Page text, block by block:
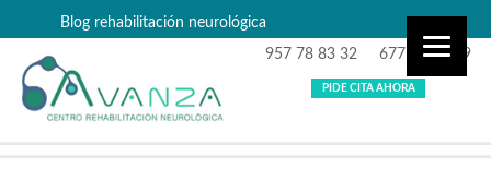
Blog rehabilitación neurológica
957 78 83 32 677 87 99 29
PIDE CITA AHORA